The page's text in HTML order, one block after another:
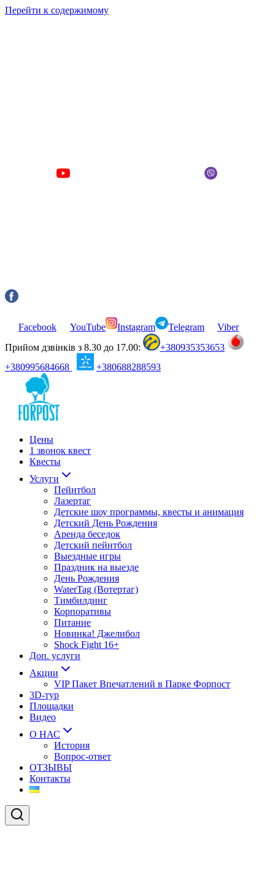
Перейти к содержимому
Facebook YouTube Instagram Telegram
Viber
Прийом дзвінків з 8.30 до 17.00:
+380935353653
+380995684668
+380688288593
Цены
1 звонок квест
Квесты
Услуги
Пейнтбол
Лазертаг
Детские шоу программы, квесты и анимация
Детский День Рождения
Аренда беседок
Детский пейнтбол
Выездные игры
Праздник на выезде
День Рождения
WaterTag (Вотертаг)
Тимбилдинг
Корпоративы
Питание
Новинка! Джелибол
Shock Fight 16+
Доп. услуги
Акции
VIP Пакет Впечатлений в Парке Форпост
3D-тур
Площадки
Видео
О НАС
История
Вопрос-ответ
ОТЗЫВЫ
Контакты